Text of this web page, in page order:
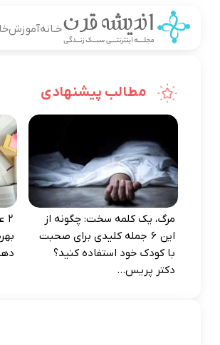
خـانهآموزش
مطالب پیشنهادی
مرگ، یک کلمه سخت: چگونه از
این ۶ جمله کلیدی برای صحبت
با کودک خود استفاده کنید؟
دکتر پریس...